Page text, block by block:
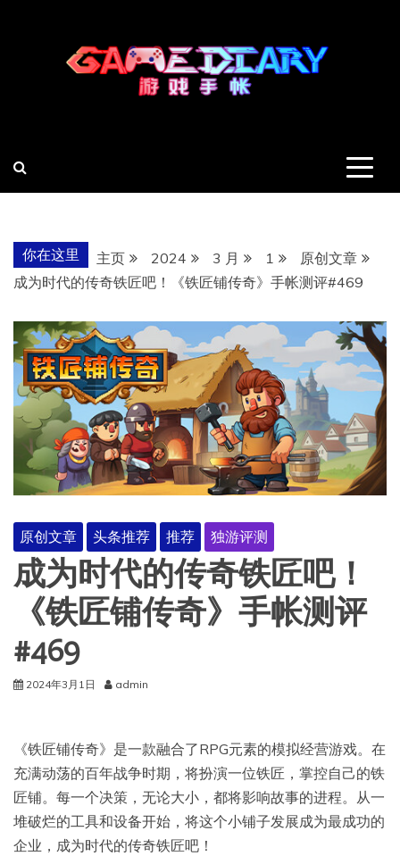
你在这里 主页 2024 3 月 1
原创文章
成为时代的传奇铁匠吧！《铁匠铺传奇》手帐测评#469
原创文章 头条推荐 推荐 独游评测
成为时代的传奇铁匠吧！
《铁匠铺传奇》手帐测评
#469
2024年3月1日 admin
《铁匠铺传奇》是一款融合了RPG元素的模拟经营游戏。在
充满动荡的百年战争时期，将扮演一位铁匠，掌控自己的铁
匠铺。每一个决策，无论大小，都将影响故事的进程。从一
堆破烂的工具和设备开始，将这个小铺子发展成为最成功的
企业，成为时代的传奇铁匠吧！